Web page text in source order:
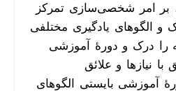
بر امر شخصی‌سازی تمرکز
و الگوهای یادگیری مختلفی
را درک و دورۀ آموزشی
نیازها و علائق
آموزشی بایستی الگوهای